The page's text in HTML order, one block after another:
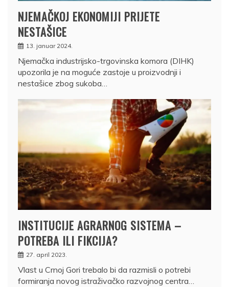
NJEMAČKOJ EKONOMIJI PRIJETE
NESTAŠICE
13. januar 2024.
Njemačka industrijsko-trgovinska komora (DIHK)
upozorila je na moguće zastoje u proizvodnji i
nestašice zbog sukoba…
INSTITUCIJE AGRARNOG SISTEMA –
POTREBA ILI FIKCIJA?
27. april 2023.
Vlast u Crnoj Gori trebalo bi da razmisli o potrebi
formiranja novog istraživačko razvojnog centra…